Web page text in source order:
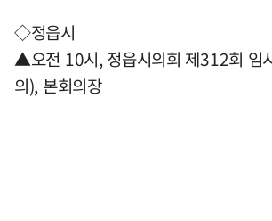
◇정읍시
▲오전 10시, 정읍시의회 제312회 임
의), 본회의장